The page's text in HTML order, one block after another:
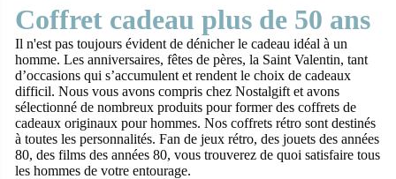
Coffret cadeau plus de 50 ans
Il n'est pas toujours évident de dénicher le cadeau idéal à un
homme. Les anniversaires, fêtes de pères, la Saint Valentin, tant
d’occasions qui s’accumulent et rendent le choix de cadeaux
difficil. Nous vous avons compris chez Nostalgift et avons
sélectionné de nombreux produits pour former des coffrets de
cadeaux originaux pour hommes. Nos coffrets rétro sont destinés
à toutes les personnalités. Fan de jeux rétro, des jouets des années
80, des films des années 80, vous trouverez de quoi satisfaire tous
les hommes de votre entourage.